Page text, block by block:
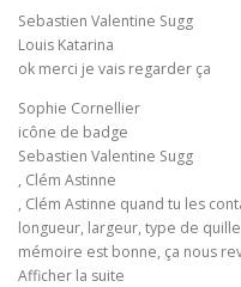
Sebastien Valentine Sugg
Louis Katarina
ok merci je vais regarder ça
Sophie Cornellier
icône de badge
Sebastien Valentine Sugg
, Clém Astinne
, Clém Astinne quand tu les
longueur, largeur, type de
mémoire est bonne, ça nous
Afficher la suite